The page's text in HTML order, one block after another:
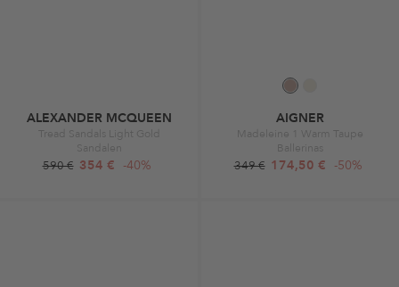
ALEXANDER MCQUEEN
Tread Sandals Light Gold
Sandalen
590 € 354 € -40%
AIGNER
Madeleine 1 Warm Taupe
Ballerinas
349 € 174,50 € -50%